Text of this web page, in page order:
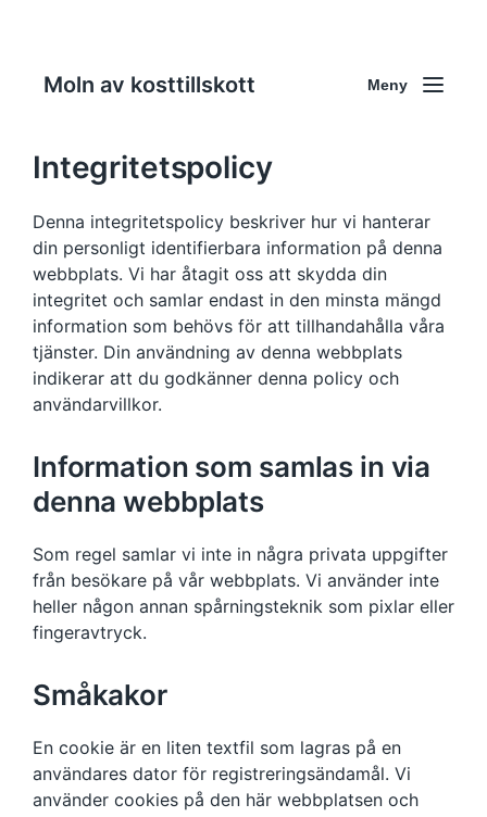
Moln av kosttillskott Meny
Integritetspolicy
Denna integritetspolicy beskriver hur vi hanterar
din personligt identifierbara information på denna
webbplats. Vi har åtagit oss att skydda din
integritet och samlar endast in den minsta mängd
information som behövs för att tillhandahålla våra
tjänster. Din användning av denna webbplats
indikerar att du godkänner denna policy och
användarvillkor.
Information som samlas in via
denna webbplats
Som regel samlar vi inte in några privata uppgifter
från besökare på vår webbplats. Vi använder inte
heller någon annan spårningsteknik som pixlar eller
fingeravtryck.
Småkakor
En cookie är en liten textfil som lagras på en
användares dator för registreringsändamål. Vi
använder cookies på den här webbplatsen och